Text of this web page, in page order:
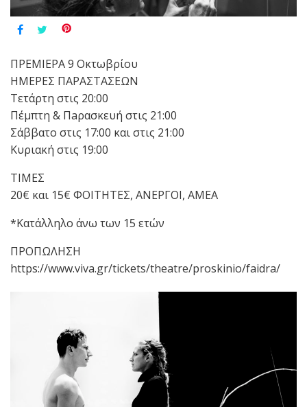
ΠΡΕΜΙΕΡΑ 9 Οκτωβρίου
ΗΜΕΡΕΣ ΠΑΡΑΣΤΑΣΕΩΝ
Τετάρτη στις 20:00
Πέμπτη & Πaρασκευή στις 21:00
Σάββατο στις 17:00 και στις 21:00
Κυριακή στις 19:00
ΤΙΜΕΣ
20€ και 15€ ΦΟΙΤΗΤΕΣ, ΑΝΕΡΓΟΙ, ΑΜΕΑ
*Κατάλληλo άνω των 15 ετών
ΠΡΟΠΩΛΗΣΗ
https://www.viva.gr/tickets/theatre/proskinio/faidra/